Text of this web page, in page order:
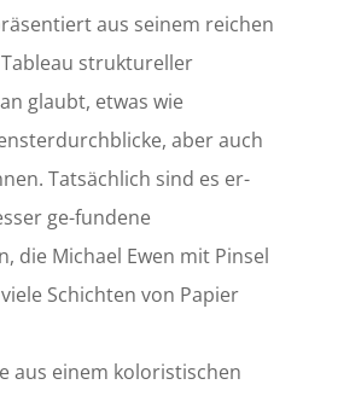
aus seinem reichen
struktureller
glaubt, etwas wie
aber auch
Tatsächlich sind es er-
ge-fundene
die Michael Ewen mit Pinsel
Schichten von Papier
aus einem koloristischen